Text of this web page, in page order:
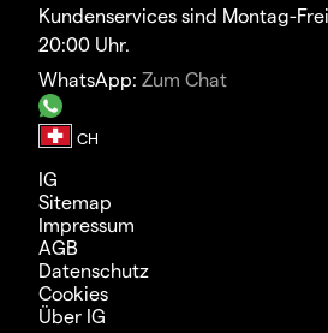
Kundenservices sind Montag-
20:00 Uhr.
WhatsApp: Zum Chat
IG
Sitemap
Impressum
AGB
Datenschutz
Cookies
Über IG